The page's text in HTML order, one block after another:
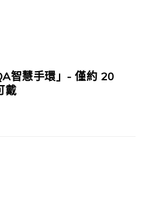
智慧手環」- 僅約 20
戴